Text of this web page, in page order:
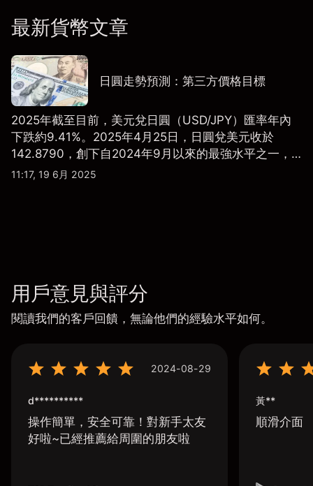
最新貨幣文章
日圓走勢預測：第三方價格目標
2025年截至目前，美元兌日圓（USD/JPY）匯率年內
下跌約9.41%。2025年4月25日，日圓兌美元收於
142.8790，創下自2024年9月以來的最強水平之一，
較2024年7月的高點161.942下跌約11.77%。
11:17, 19 6月 2025
用戶意見與評分
閱讀我們的客戶回饋，無論他們的經驗水平如何。
2024-08-29
d**********
操作簡單，安全可靠！對新手太友
好啦~已經推薦給周圍的朋友啦
黃**
順滑介面